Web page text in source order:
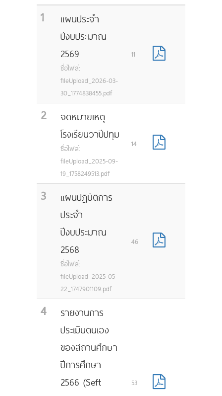
1
แผนประจำ
ปีงบประมาณ
2569
ชื่อไฟล์:
fileUpload_2026-03-
30_1774838455.pdf
11
2
จดหมายเหตุ
โรงเรียนวาปีปทุม
ชื่อไฟล์:
fileUpload_2025-09-
19_1758249513.pdf
14
3
แผนปฏิบัติการ
ประจำ
ปีงบประมาณ
2568
ชื่อไฟล์:
fileUpload_2025-05-
22_1747901109.pdf
46
4
รายงานการ
ประเมินตนเอง
ของสถานศึกษา
ปีการศึกษา
2566 (Seft
53